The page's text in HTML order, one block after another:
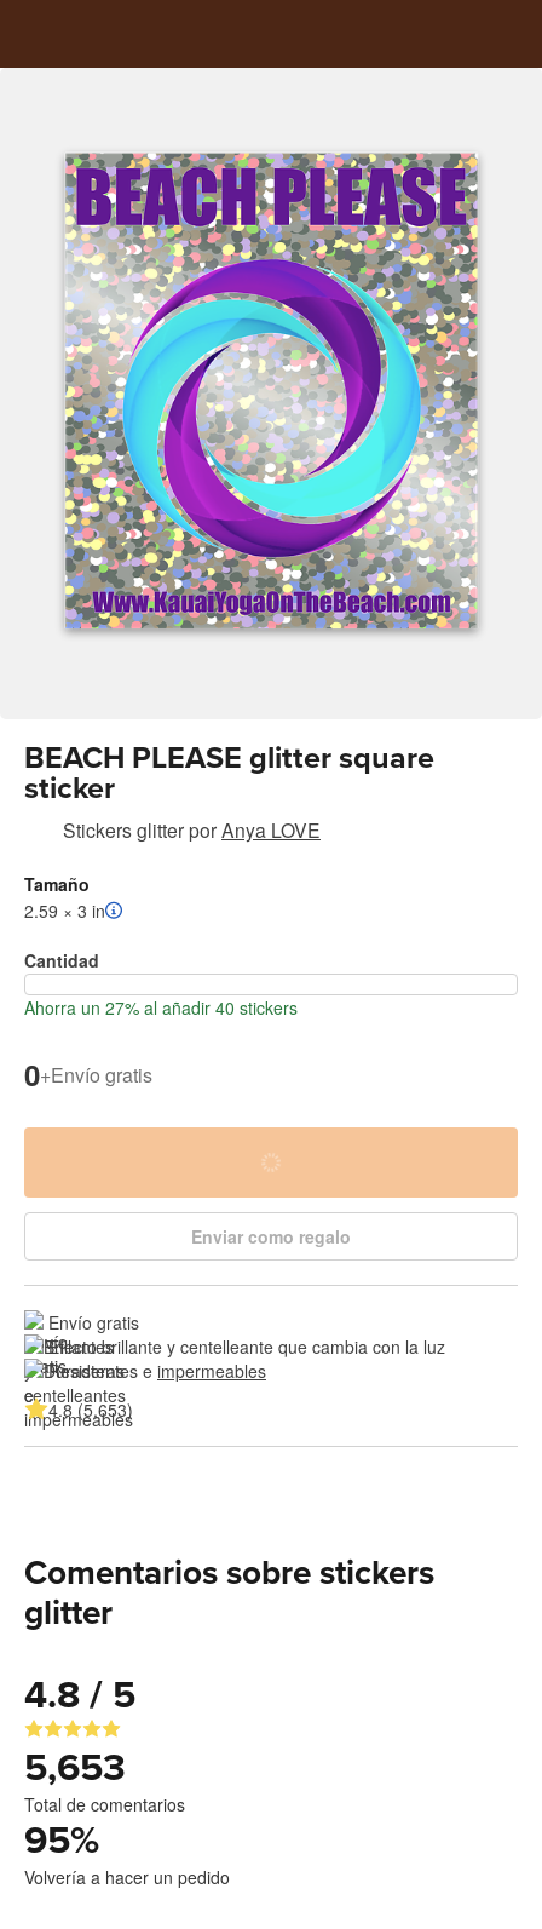
BEACH PLEASE glitter square
sticker
Stickers glitterporAnya LOVE
Tamaño
2.59 × 3 in
Cantidad
Ahorra un 27% al añadir 40 stickers
0+Envío gratis
Enviar como regalo
Envío gratis
Efecto brillante y centelleante que cambia con la luz
Resistentes e impermeables
4.8 (5,653)
Comentarios sobre stickers
glitter
4.8 / 5
5,653
Total de comentarios
95%
Volvería a hacer un pedido